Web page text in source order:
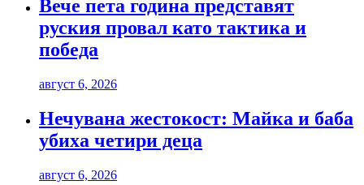
Вече пета година представят
руския провал като тактика и
победа
август 6, 2026
Нечувана жестокост: Майка и баба
убиха четири деца
август 6, 2026